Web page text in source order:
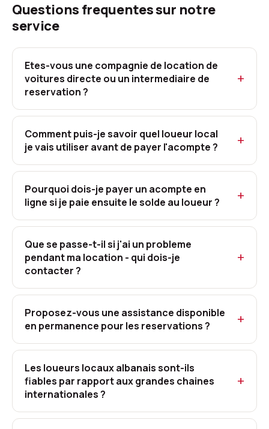
Questions frequentes sur notre
service
Etes-vous une compagnie de location de
voitures directe ou un intermediaire de
reservation ?
Comment puis-je savoir quel loueur local
je vais utiliser avant de payer l'acompte ?
Pourquoi dois-je payer un acompte en
ligne si je paie ensuite le solde au loueur ?
Que se passe-t-il si j'ai un probleme
pendant ma location - qui dois-je
contacter ?
Proposez-vous une assistance disponible
en permanence pour les reservations ?
Les loueurs locaux albanais sont-ils
fiables par rapport aux grandes chaines
internationales ?